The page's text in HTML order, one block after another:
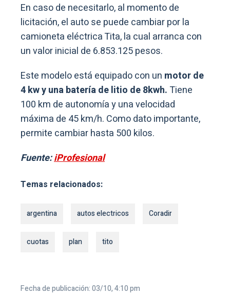
En caso de necesitarlo, al momento de
licitación, el auto se puede cambiar por la
camioneta eléctrica Tita, la cual arranca con
un valor inicial de 6.853.125 pesos.
Este modelo está equipado con un motor de
4 kw y una batería de litio de 8kwh. Tiene
100 km de autonomía y una velocidad
máxima de 45 km/h. Como dato importante,
permite cambiar hasta 500 kilos.
Fuente:iProfesional
Temas relacionados:
argentina autos electricos Coradir
cuotas plan tito
Fecha de publicación: 03/10, 4:10 pm